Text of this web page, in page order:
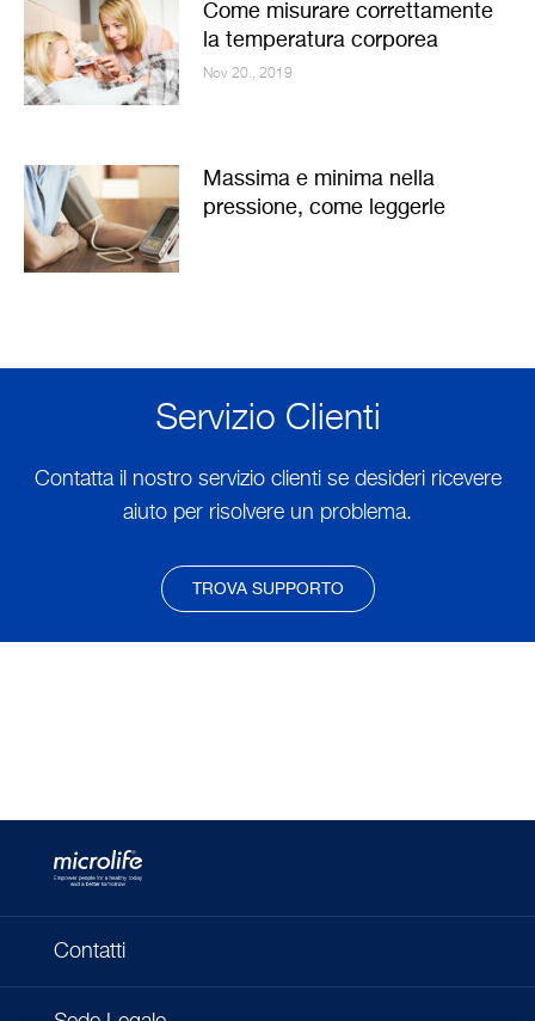
Come misurare correttamente
la temperatura corporea
Nov 20., 2019
Massima e minima nella
pressione, come leggerle
Servizio Clienti
Contatta il nostro servizio clienti se desideri ricevere
aiuto per risolvere un problema.
TROVA SUPPORTO
Contatti